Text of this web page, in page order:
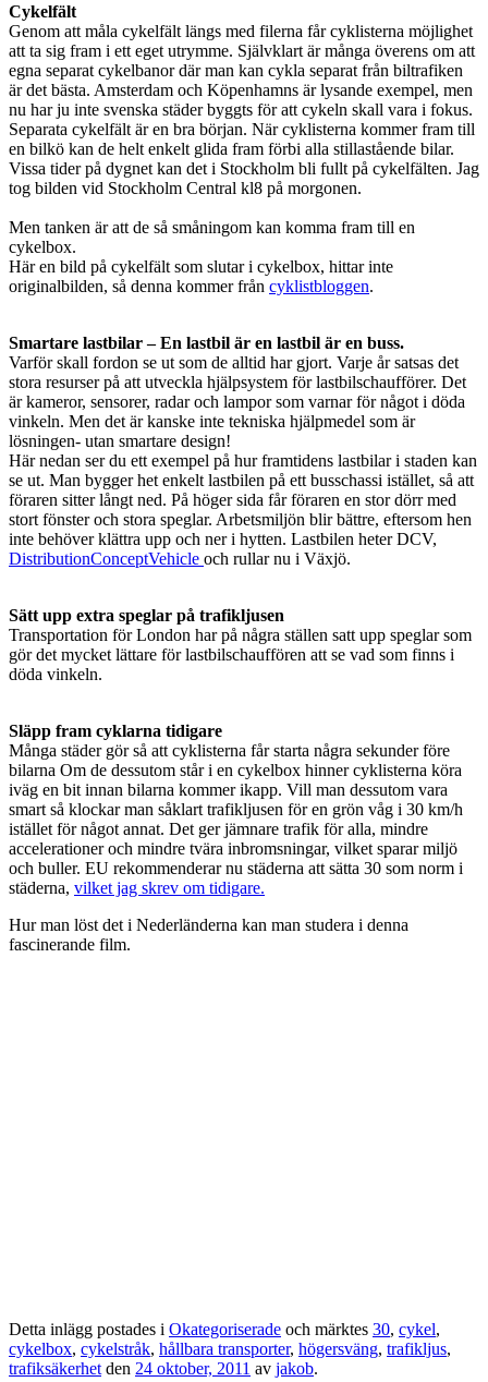
Cykelfält
Genom att måla cykelfält längs med filerna får cyklisterna möjlighet
att ta sig fram i ett eget utrymme. Självklart är många överens om att
egna separat cykelbanor där man kan cykla separat från biltrafiken
är det bästa. Amsterdam och Köpenhamns är lysande exempel, men
nu har ju inte svenska städer byggts för att cykeln skall vara i fokus.
Separata cykelfält är en bra början. När cyklisterna kommer fram till
en bilkö kan de helt enkelt glida fram förbi alla stillastående bilar.
Vissa tider på dygnet kan det i Stockholm bli fullt på cykelfälten. Jag
tog bilden vid Stockholm Central kl8 på morgonen.
Men tanken är att de så småningom kan komma fram till en
cykelbox.
Här en bild på cykelfält som slutar i cykelbox, hittar inte
originalbilden, så denna kommer från cyklistbloggen.
Smartare lastbilar – En lastbil är en lastbil är en buss.
Varför skall fordon se ut som de alltid har gjort. Varje år satsas det
stora resurser på att utveckla hjälpsystem för lastbilschaufförer. Det
är kameror, sensorer, radar och lampor som varnar för något i döda
vinkeln. Men det är kanske inte tekniska hjälpmedel som är
lösningen- utan smartare design!
Här nedan ser du ett exempel på hur framtidens lastbilar i staden kan
se ut. Man bygger het enkelt lastbilen på ett busschassi istället, så att
föraren sitter långt ned. På höger sida får föraren en stor dörr med
stort fönster och stora speglar. Arbetsmiljön blir bättre, eftersom hen
inte behöver klättra upp och ner i hytten. Lastbilen heter DCV,
DistributionConceptVehicle och rullar nu i Växjö.
Sätt upp extra speglar på trafikljusen
Transportation för London har på några ställen satt upp speglar som
gör det mycket lättare för lastbilschauffören att se vad som finns i
döda vinkeln.
Släpp fram cyklarna tidigare
Många städer gör så att cyklisterna får starta några sekunder före
bilarna Om de dessutom står i en cykelbox hinner cyklisterna köra
iväg en bit innan bilarna kommer ikapp. Vill man dessutom vara
smart så klockar man såklart trafikljusen för en grön våg i 30 km/h
istället för något annat. Det ger jämnare trafik för alla, mindre
accelerationer och mindre tvära inbromsningar, vilket sparar miljö
och buller. EU rekommenderar nu städerna att sätta 30 som norm i
städerna, vilket jag skrev om tidigare.
Hur man löst det i Nederländerna kan man studera i denna
fascinerande film.
Detta inlägg postades i Okategoriserade och märktes 30, cykel,
cykelbox, cykelstråk, hållbara transporter, högersväng, trafikljus,
trafiksäkerhet den 24 oktober, 2011 av jakob.